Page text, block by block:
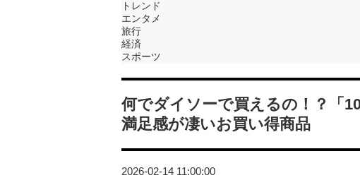
トレンド
エンタメ
旅行
経済
スポーツ
何でダイソーで買えるの！？「
満足感が凄いお買い得商品
2026-02-14 11:00:00